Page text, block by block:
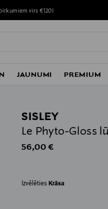
virs €120!
JAUNUMI PREMIUM
SISLEY
Le Phyto-Gloss
Original Price
56,00 €
Izvēlēties Krāsa